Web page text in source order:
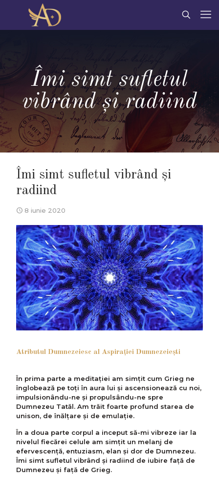
Îmi simt sufletul
vibrând şi radiind
Îmi simt sufletul vibrând şi
radiind
8 iunie 2020
Atributul Dumnezeiesc al Aspiraţiei Dumnezeieşti
În prima parte a meditaţiei am simţit cum Grieg ne
înglobează pe toţi în aura lui şi ascensionează cu noi,
impulsionându-ne şi propulsându-ne spre
Dumnezeu Tatăl. Am trăit foarte profund starea de
unison, de înălţare şi de emulaţie.
În a doua parte corpul a inceput să-mi vibreze iar la
nivelul fiecărei celule am simţit un melanj de
efervescență, entuziasm, elan şi dor de Dumnezeu.
Îmi simt sufletul vibrând şi radiind de iubire faţă de
Dumnezeu şi față de Grieg.